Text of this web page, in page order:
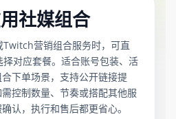
社媒组合
营销组合服务时，可直
对应套餐。适合账号包装、活
下单场景，支持公开链接提
控制数量、节奏或搭配其他服
认，执行和售后都更省心。